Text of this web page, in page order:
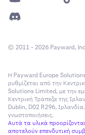
•
σας. Δεν έχει
• Όγκος 25%:
θα
βάσει όγκου,
σας. Δεν έχει
επιλέγετε για
• Όγκος 200%:
πολλαπλά
Ανθεκτικό σε
•
Για να
ανθεκτικές σε
σειρά
© 2011 - 2026 Payward,
Η Payward Europe
ρυθμίζεται από την
Solutions Limited, με την
Κεντρική Τράπεζα της
Dublin, D02 R296,
γνωστοποιήσεις.
Αυτά τα υλικά
αποτελούν επενδυτική